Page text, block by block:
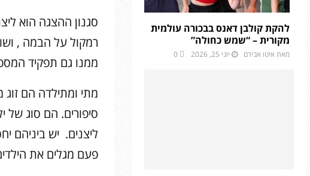
סגנון ההצגה הוא
רמקול על הבמה ,
ממנו גם תפקיד
מתי ומתילדה הם
סיפורים. הם סוג של
ליצנים. יש ביניהם
פעם מגלים את
להקת קולבן דאנס בבכורה עולמית
מקורית – “שמש כחולה”
מאת איטו אבירם יוני 25, 2026 0